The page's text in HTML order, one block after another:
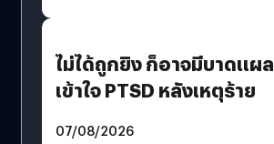
ไม่ได้ถูกยิง ก็อาจมีบาดแผล
เข้าใจ PTSD หลังเหตุร้าย
07/08/2026